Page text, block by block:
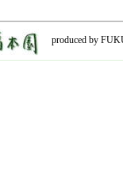
produced by